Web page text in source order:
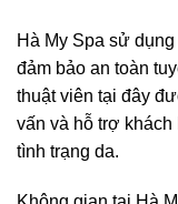
Hà My Spa sử
đảm bảo an toàn
thuật viên tại đây
vấn và hỗ trợ
tình trạng da.